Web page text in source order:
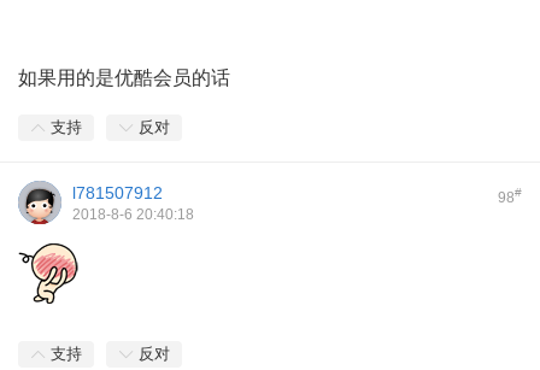
如果用的是优酷会员的话
支持 反对
98#
l781507912
2018-8-6 20:40:18
支持 反对